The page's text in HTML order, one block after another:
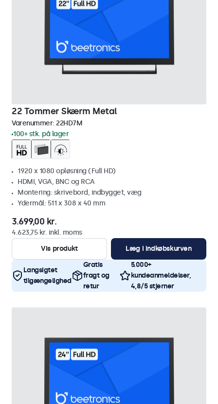
22 Tommer Skærm Metal
Varenummer: 22HD7M
100+ stk. på lager
1920 x 1080 opløsning (Full HD)
HDMI, VGA, BNC og RCA
Montering: skrivebord, indbygget, væg
Ydermål: 511 x 308 x 40 mm
3.699,00 kr.
4.623,75 kr. inkl. moms
Vis produkt
Læg i indkøbskurven
Langsigtet
tilgængelighed
Gratis
fragt og
retur
5.000+
kundeanmeldelser,
4,8/5 stjerner